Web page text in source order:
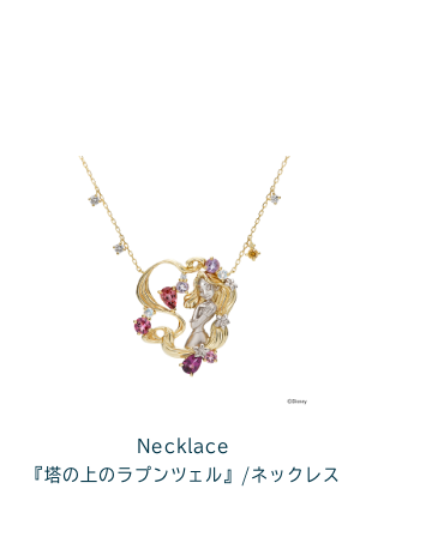
Necklace
『塔の上のラプンツェル』/ネックレス